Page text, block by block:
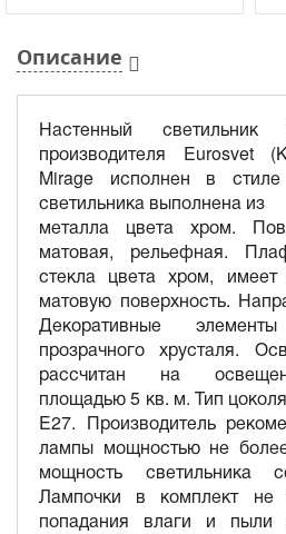
Описание
Настенный
производителя Eurosvet
Mirage исполнен в
светильника выполнена из
металла цвета хром.
матовая, рельефная.
стекла цвета хром,
матовую поверхность.
Декоративные
прозрачного хрусталя.
рассчитан на
площадью 5 кв. м. Тип
E27. Производитель
лампы мощностью не
мощность светильника
Лампочки в комплект не
попадания влаги и пыли